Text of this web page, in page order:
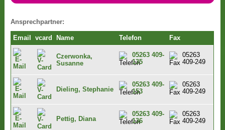
Ansprechpartner:
Email vcard Name Telefon Fax
Czerwonka,
Susanne
05263 409-
135
05263
409-249
Dieling, Stephanie
05263 409-
153
05263
409-249
Pettig, Diana
05263 409-
136
05263
409-249